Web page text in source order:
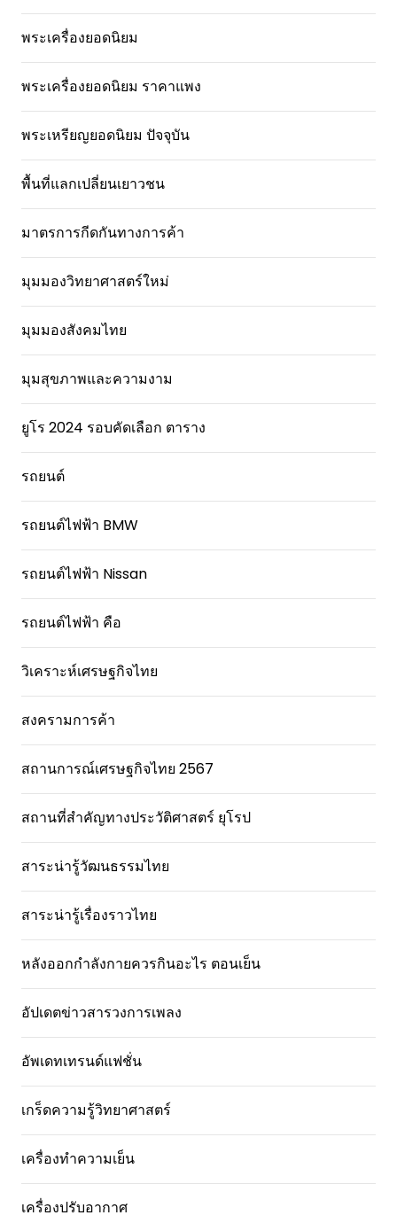
พระเครื่องยอดนิยม
พระเครื่องยอดนิยม ราคาแพง
พระเหรียญยอดนิยม ปัจจุบัน
พื้นที่แลกเปลี่ยนเยาวชน
มาตรการกีดกันทางการค้า
มุมมองวิทยาศาสตร์ใหม่
มุมมองสังคมไทย
มุมสุขภาพและความงาม
ยูโร 2024 รอบคัดเลือก ตาราง
รถยนต์
รถยนต์ไฟฟ้า BMW
รถยนต์ไฟฟ้า Nissan
รถยนต์ไฟฟ้า คือ
วิเคราะห์เศรษฐกิจไทย
สงครามการค้า
สถานการณ์เศรษฐกิจไทย 2567
สถานที่สําคัญทางประวัติศาสตร์ ยุโรป
สาระน่ารู้วัฒนธรรมไทย
สาระน่ารู้เรื่องราวไทย
หลังออกกําลังกายควรกินอะไร ตอนเย็น
อัปเดตข่าวสารวงการเพลง
อัพเดทเทรนด์แฟชั่น
เกร็ดความรู้วิทยาศาสตร์
เครื่องทำความเย็น
เครื่องปรับอากาศ